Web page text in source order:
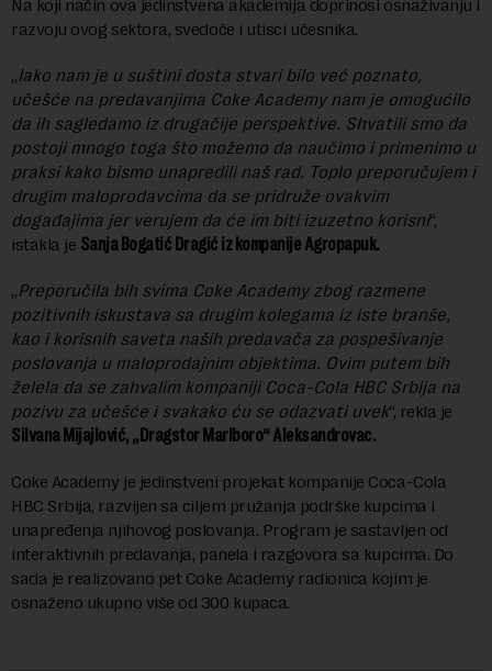
Na koji način ova jedinstvena akademija doprinosi osnaživanju i
razvoju ovog sektora, svedoče i utisci učesnika.
„Iako nam je u suštini dosta stvari bilo već poznato,
učešće na predavanjima Coke Academy nam je omogućilo
da ih sagledamo iz drugačije perspektive. Shvatili smo da
postoji mnogo toga što možemo da naučimo i primenimo u
praksi kako bismo unapredili naš rad. Toplo preporučujem i
drugim maloprodavcima da se pridruže ovakvim
događajima jer verujem da će im biti izuzetno korisni“,
istakla je Sanja Bogatić Dragić iz kompanije Agropapuk.
„Preporučila bih svima Coke Academy zbog razmene
pozitivnih iskustava sa drugim kolegama iz iste branše,
kao i korisnih saveta naših predavača za pospešivanje
poslovanja u maloprodajnim objektima. Ovim putem bih
želela da se zahvalim kompaniji Coca-Cola HBC Srbija na
pozivu za učešće i svakako ću se odazvati uvek“, rekla je
Silvana Mijajlović, „Dragstor Marlboro“ Aleksandrovac.
Coke Academy je jedinstveni projekat kompanije Coca-Cola
HBC Srbija, razvijen sa ciljem pružanja podrške kupcima i
unapređenja njihovog poslovanja. Program je sastavljen od
interaktivnih predavanja, panela i razgovora sa kupcima. Do
sada je realizovano pet Coke Academy radionica kojim je
osnaženo ukupno više od 300 kupaca.